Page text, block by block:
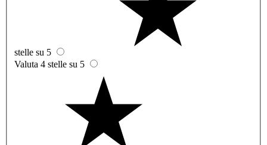
stelle su 5
Valuta 4 stelle su 5